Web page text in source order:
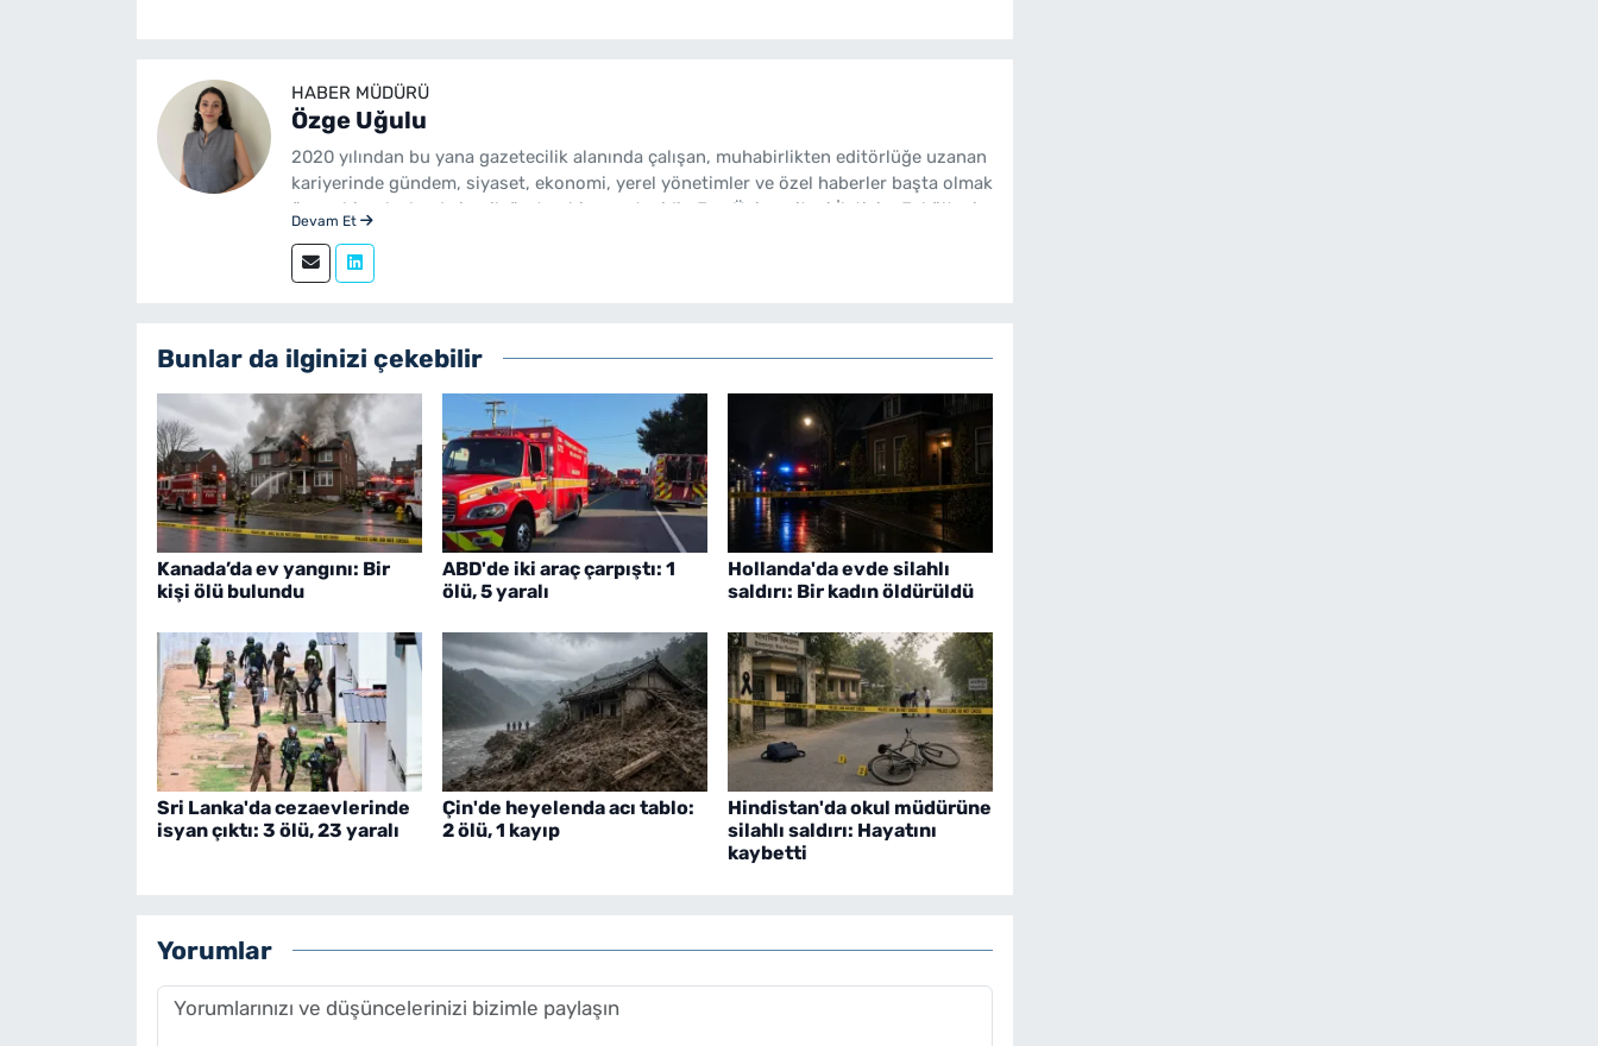
HABER MÜDÜRÜ
Özge Uğulu
2020 yılından bu yana gazetecilik alanında çalışan, muhabirlikten editörlüğe uzanan
kariyerinde gündem, siyaset, ekonomi, yerel yönetimler ve özel haberler başta olmak
üzere birçok alanda içerik üreten bir gazetecidir. Ege Üniversitesi İletişim Fakültesi
sürdürmektedir.
Devam Et
Bunlar da ilginizi çekebilir
Kanada’da ev yangını: Bir
kişi ölü bulundu
ABD'de iki araç çarpıştı: 1
ölü, 5 yaralı
Hollanda'da evde silahlı
saldırı: Bir kadın öldürüldü
Sri Lanka'da cezaevlerinde
isyan çıktı: 3 ölü, 23 yaralı
Çin'de heyelenda acı tablo:
2 ölü, 1 kayıp
Hindistan'da okul müdürüne
silahlı saldırı: Hayatını
kaybetti
Yorumlar